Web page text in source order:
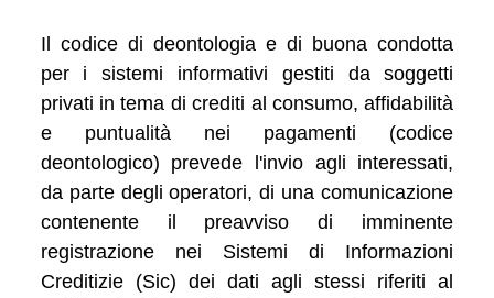
Il codice di deontologia e di buona condotta
per i sistemi informativi gestiti da soggetti
privati in tema di crediti al consumo, affidabilità
e puntualità nei pagamenti (codice
deontologico) prevede l'invio agli interessati,
da parte degli operatori, di una comunicazione
contenente il preavviso di imminente
registrazione nei Sistemi di Informazioni
Creditizie (Sic) dei dati agli stessi riferiti al